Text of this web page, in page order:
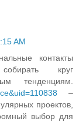
AM
контакты
круг
тенденциям.
–
проектов,
выбор для